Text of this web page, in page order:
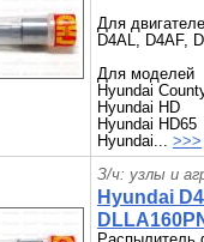
Для
D4AL, D4AF,
Для моделей
Hyundai
Hyundai HD
Hyundai HD65
Hyundai... >>>
З/ч: узлы и
Hyundai